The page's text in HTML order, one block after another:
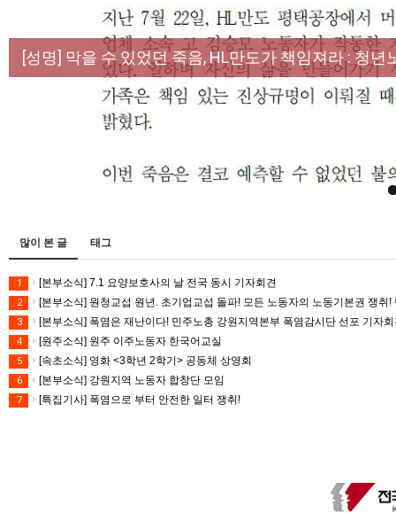
[성명] 막을 수 있었던 죽음, HL만도가 책임져라 : 청
[산별소식] 건설산업연맹 플랜트건설노조 강원충북지
[강릉,속초,원주,춘천] 폭염감시단 사업 이모저모
[조합원☆인터뷰] 서비스연맹 전국학교비정규직노동
[본부소식] 강원지역 노동자 합창단 모임
많이 본 글 태그
1 [본부소식] 7.1 요양보호사의 날 전국 동시 기자회견
2 [본부소식] 원청교섭 원년. 초기업교섭 돌파! 모든 노동자의 노동기본권 쟁취
3 [본부소식] 폭염은 재난이다! 민주노총 강원지역본부 폭염감시단 선포 기자
4 [원주소식] 원주 이주노동자 한국어교실
5 [속초소식] 영화 <3학년 2학기> 공동체 상영회
6 [본부소식] 강원지역 노동자 합창단 모임
7 [특집기사] 폭염으로 부터 안전한 일터 쟁취!